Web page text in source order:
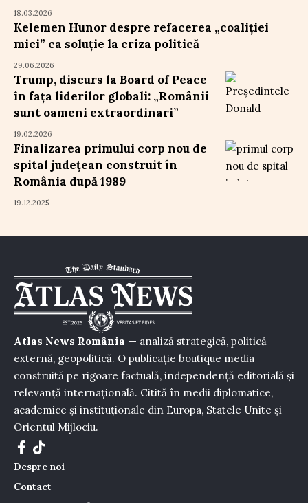
18.03.2026
Kelemen Hunor despre refacerea „coaliției
mici” ca soluție la criza politică
29.06.2026
Trump, discurs la Board of Peace
în fața liderilor globali: „Românii
sunt oameni extraordinari”
19.02.2026
Finalizarea primului corp nou de
spital județean construit în
România după 1989
19.12.2025
Atlas News România — analiză strategică, politică
externă, geopolitică. O publicație boutique media
construită pe rigoare factuală, independență editorială și
relevanță internațională. Citită în medii diplomatice,
academice și instituționale din Europa, Statele Unite și
Orientul Mijlociu.
Despre noi
Contact